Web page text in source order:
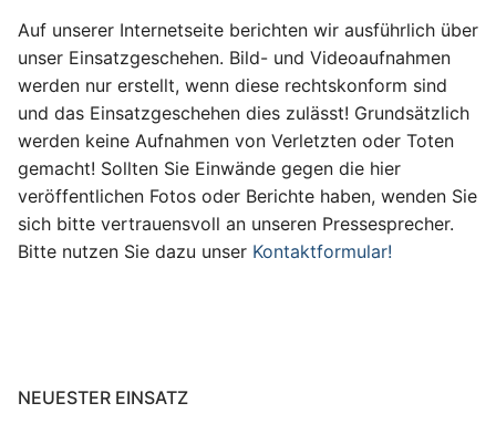
Auf unserer Internetseite berichten wir ausführlich über
unser Einsatzgeschehen. Bild- und Videoaufnahmen
werden nur erstellt, wenn diese rechtskonform sind
und das Einsatzgeschehen dies zulässt! Grundsätzlich
werden keine Aufnahmen von Verletzten oder Toten
gemacht! Sollten Sie Einwände gegen die hier
veröffentlichen Fotos oder Berichte haben, wenden Sie
sich bitte vertrauensvoll an unseren Pressesprecher.
Bitte nutzen Sie dazu unser Kontaktformular!
NEUESTER EINSATZ